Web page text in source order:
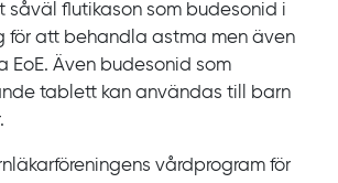
såväl flutikason som budesonid i
för att behandla astma men även
EoE. Även budesonid som
tablett kan användas till barn
vårdprogram för